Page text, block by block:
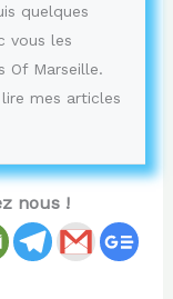
quelques
vous les
Of Marseille.
mes articles
nous !